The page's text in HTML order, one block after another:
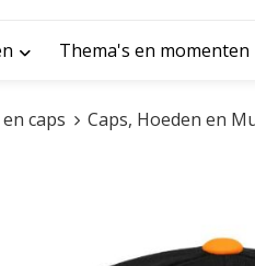
Thema's en momenten
caps Caps, Hoeden en